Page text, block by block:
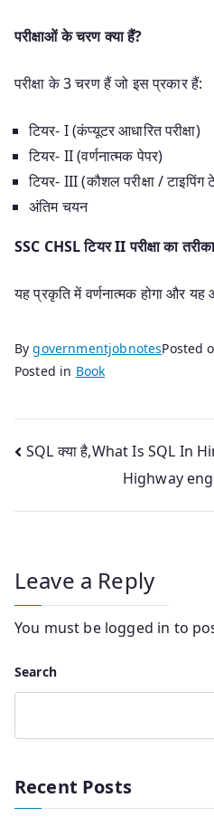
परीक्षाओं के चरण क्या हैं?
परीक्षा के 3 चरण हैं जो इस प्रकार हैं:
टियर- I (कंप्यूटर आधारित परीक्षा)
टियर- II (वर्णनात्मक पेपर)
टियर- III (कौशल परीक्षा / टाइपिंग
अंतिम चयन
SSC CHSL टियर II परीक्षा का
यह प्रकृति में वर्णनात्मक होगा और यह
BygovernmentjobnotesPosted
Posted in Book
Post
navigation
SQL क्या है,What Is SQL In
Highway
Leave a Reply
You must be logged in to
Search
Recent Posts